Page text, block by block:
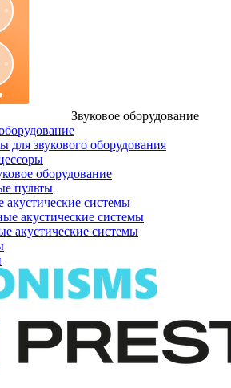
Звуковое оборудование
для звукового оборудования
оборудование
пульты
акустические системы
акустические системы
акустические системы